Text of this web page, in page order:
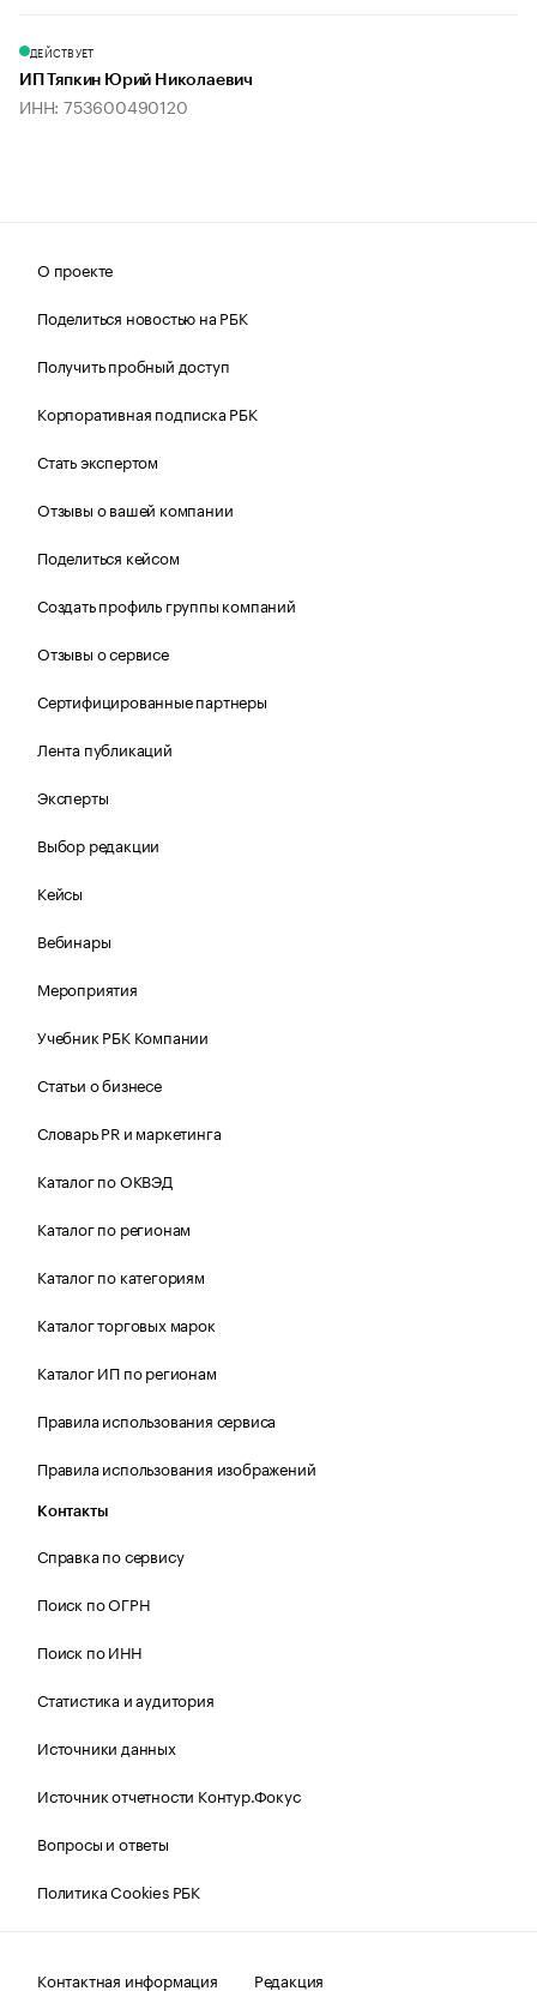
ДЕЙСТВУЕТ
ИП Тяпкин Юрий Николаевич
ИНН: 753600490120
О проекте
Поделиться новостью на РБК
Получить пробный доступ
Корпоративная подписка РБК
Стать экспертом
Отзывы о вашей компании
Поделиться кейсом
Создать профиль группы компаний
Отзывы о сервисе
Сертифицированные партнеры
Лента публикаций
Эксперты
Выбор редакции
Кейсы
Вебинары
Мероприятия
Учебник РБК Компании
Статьи о бизнесе
Словарь PR и маркетинга
Каталог по ОКВЭД
Каталог по регионам
Каталог по категориям
Каталог торговых марок
Каталог ИП по регионам
Правила использования сервиса
Правила использования изображений
Контакты
Справка по сервису
Поиск по ОГРН
Поиск по ИНН
Статистика и аудитория
Источники данных
Источник отчетности Контур.Фокус
Вопросы и ответы
Политика Cookies РБК
Контактная информация Редакция